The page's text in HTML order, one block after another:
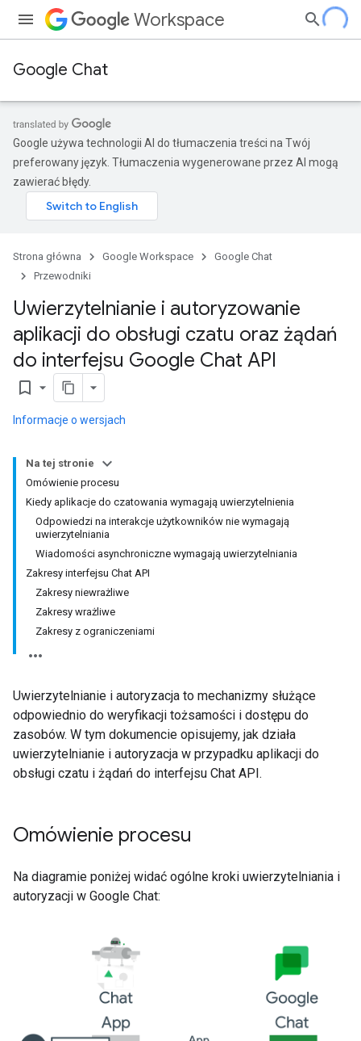
Workspace
Google Chat
Google używa technologii AI do tłumaczenia treści na Twój
preferowany język. Tłumaczenia wygenerowane przez AI mogą
zawierać błędy.
Strona główna Google Workspace
Google Chat
Przewodniki
Uwierzytelnianie i autoryzowanie
aplikacji do obsługi czatu oraz żądań
do interfejsu Google Chat API
bookmark_border
Informacje o wersjach
Na tej stronie
Omówienie procesu
Kiedy aplikacje do czatowania wymagają uwierzytelnienia
Odpowiedzi na interakcje użytkowników nie wymagają
uwierzytelniania
Wiadomości asynchroniczne wymagają uwierzytelniania
Zakresy interfejsu Chat API
Zakresy niewrażliwe
Zakresy wrażliwe
Zakresy z ograniczeniami
Uwierzytelnianie i autoryzacja to mechanizmy służące
odpowiednio do weryfikacji tożsamości i dostępu do
zasobów. W tym dokumencie opisujemy, jak działa
uwierzytelnianie i autoryzacja w przypadku aplikacji do
obsługi czatu i żądań do interfejsu Chat API.
Omówienie procesu
Na diagramie poniżej widać ogólne kroki uwierzytelniania i
autoryzacji w Google Chat: